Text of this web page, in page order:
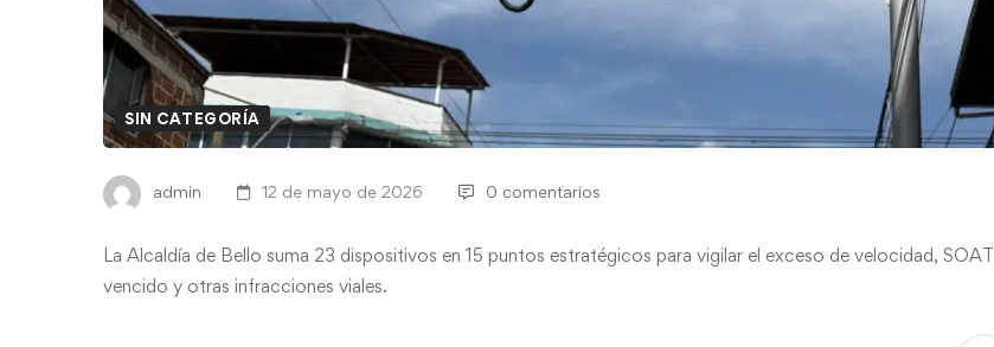
SIN CATEGORÍA
admin 12 de mayo de 2026 0 comentarios
La Alcaldía de Bello suma 23 dispositivos en 15 puntos estratégicos para vigilar el exceso de velocidad, SOAT
vencido y otras infracciones viales.